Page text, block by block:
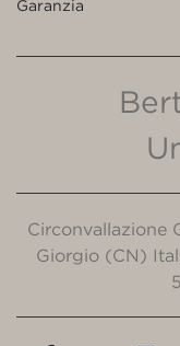
Garanzia
Circonvallazione
Giorgio (CN)